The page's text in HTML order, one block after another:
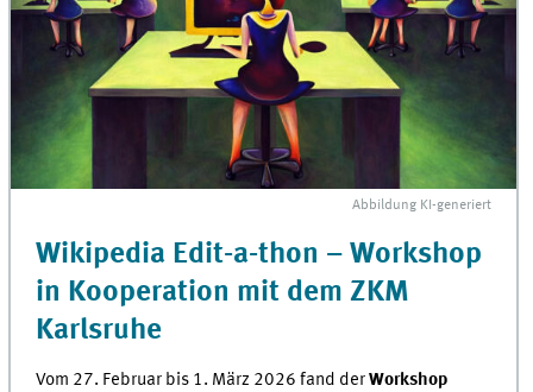
Abbildung KI-generiert
Wikipedia Edit-a-thon – Workshop
in Kooperation mit dem ZKM
Karlsruhe
Vom 27. Februar bis 1. März 2026 fand derWorkshop